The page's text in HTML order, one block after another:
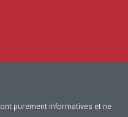
purement informatives et ne